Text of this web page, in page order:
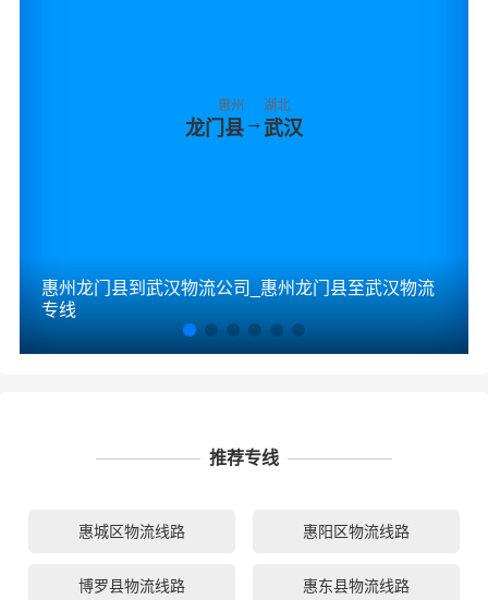
惠州
龙门县→
湖北
武汉
惠州龙门县到武汉物流公司_惠州龙门县至武汉物流
专线
推荐专线
惠城区物流线路 惠阳区物流线路
博罗县物流线路 惠东县物流线路